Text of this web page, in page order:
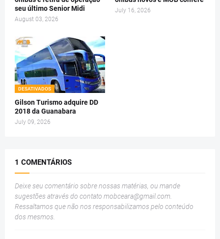
seu último Senior Midi
August 03, 2026
July 16, 2026
DESATIVADOS
Gilson Turismo adquire DD
2018 da Guanabara
July 09, 2026
1 COMENTÁRIOS
Deixe seu comentário sobre nossas matérias, ou mande
sugestões através do contato mobceara@gmail.com
Ressaltamos que não nos responsabilizamos pelo conteúdo
dos mesmos.